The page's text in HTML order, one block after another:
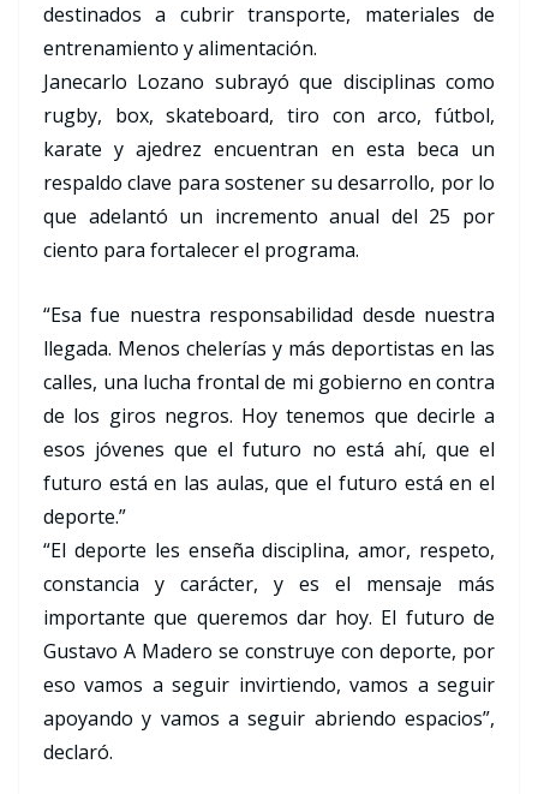
destinados a cubrir transporte, materiales de
entrenamiento y alimentación.
Janecarlo Lozano subrayó que disciplinas como
rugby, box, skateboard, tiro con arco, fútbol,
karate y ajedrez encuentran en esta beca un
respaldo clave para sostener su desarrollo, por lo
que adelantó un incremento anual del 25 por
ciento para fortalecer el programa.
“Esa fue nuestra responsabilidad desde nuestra
llegada. Menos chelerías y más deportistas en las
calles, una lucha frontal de mi gobierno en contra
de los giros negros. Hoy tenemos que decirle a
esos jóvenes que el futuro no está ahí, que el
futuro está en las aulas, que el futuro está en el
deporte.”
“El deporte les enseña disciplina, amor, respeto,
constancia y carácter, y es el mensaje más
importante que queremos dar hoy. El futuro de
Gustavo A Madero se construye con deporte, por
eso vamos a seguir invirtiendo, vamos a seguir
apoyando y vamos a seguir abriendo espacios”,
declaró.